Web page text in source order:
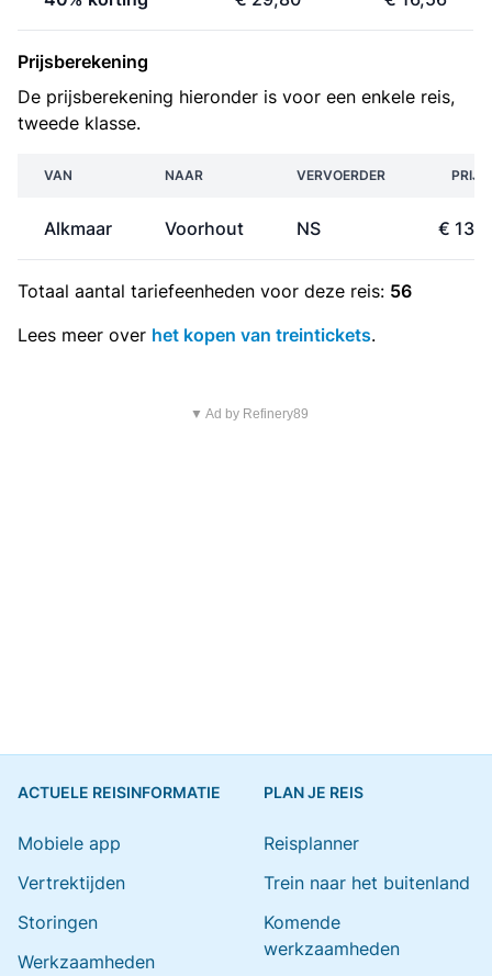
Prijsberekening
De prijsberekening hieronder is voor een enkele reis,
tweede klasse.
VAN NAAR VERVOERDER PRIJS
Alkmaar Voorhout NS €
Totaal aantal tariefeenheden voor deze reis: 56
Lees meer over het kopen van treintickets.
▼ Ad by Refinery89
ACTUELE REISINFORMATIE
Mobiele app
Vertrektijden
Storingen
Werkzaamheden
PLAN JE REIS
Reisplanner
Trein naar het buitenland
Komende
werkzaamheden